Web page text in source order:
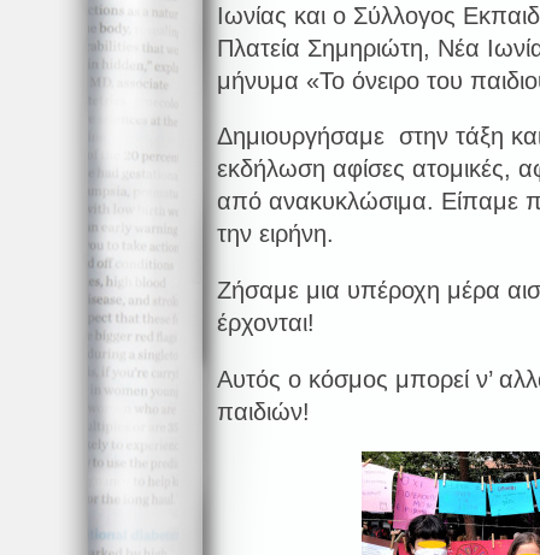
Ιωνίας και ο Σύλλογος
Πλατεία Σημηριώτη, Νέα
μήνυμα «Το όνειρο του
Δημιουργήσαμε στην τάξη
εκδήλωση αφίσες ατομικές,
από ανακυκλώσιμα. Είπαμε
την ειρήνη.
Ζήσαμε μια υπέροχη μέρα
έρχονται!
Αυτός ο κόσμος μπορεί ν’
παιδιών!